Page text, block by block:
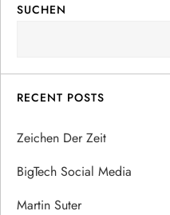
SUCHEN
RECENT POSTS
Zeichen Der Zeit
BigTech Social Media
Martin Suter